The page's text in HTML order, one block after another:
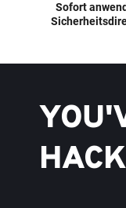
Sofort